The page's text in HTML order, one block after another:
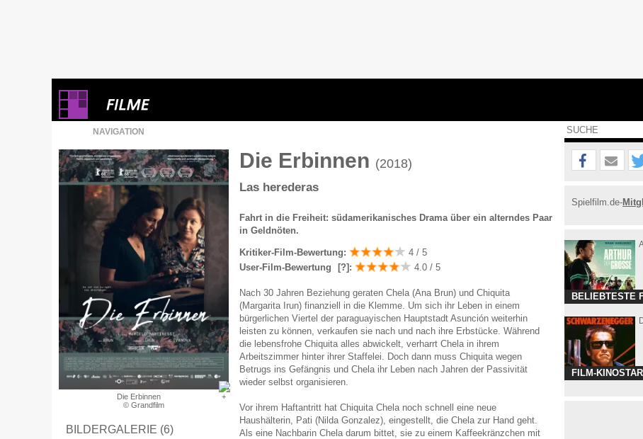
NAVIGATION
Die Erbinnen
© Grandfilm
BILDERGALERIE (6)
Die Erbinnen (2018)
Las herederas
Fahrt in die Freiheit: südamerikanisches Drama über ein alterndes Paar
in Geldnöten.
Kritiker-Film-Bewertung:
4 / 5
User-Film-Bewertung
[?] : 4.0 / 5
Nach 30 Jahren Beziehung geraten Chela (Ana Brun) und Chiquita
(Margarita Irun) finanziell in die Klemme. Um sich ihr Leben in einem
bürgerlichen Viertel der paraguayischen Hauptstadt Asunción weiterhin
leisten zu können, verkaufen sie nach und nach ihre Erbstücke. Während
die lebensfrohe Chiquita alles abwickelt, verharrt Chela in ihrem
Arbeitszimmer hinter ihrer Staffelei. Doch dann muss Chiquita wegen
Betrugs ins Gefängnis und Chela ihr Leben nach Jahren der Passivität
wieder selbst organisieren.
Vor ihrem Haftantritt hat Chiquita Chela noch schnell eine neue
Haushälterin, Pati (Nilda Gonzalez), eingestellt, die Chela zur Hand geht.
Als eine Nachbarin Chela darum bittet, sie zu einem Kaffeekränzchen mit
Spielfilm.de-
BELIEBTESTE
FILM-